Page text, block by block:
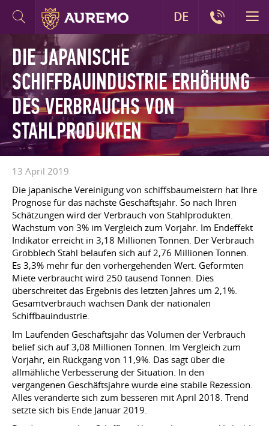
DIE JAPANISCHE
SCHIFFBAUINDUSTRIE ERHÖHUNG
DES VERBRAUCHS VON
STAHLPRODUKTEN
13 April 2019
Die japanische Vereinigung von schiffsbaumeistern hat Ihre
Prognose für das nächste Geschäftsjahr. So nach Ihren
Schätzungen wird der Verbrauch von Stahlprodukten.
Wachstum von 3% im Vergleich zum Vorjahr. Im Endeffekt
Indikator erreicht in 3,18 Millionen Tonnen. Der Verbrauch
Grobblech Stahl belaufen sich auf 2,76 Millionen Tonnen.
Es 3,3% mehr für den vorhergehenden Wert. Geformten
Miete verbraucht wird 250 tausend Tonnen. Dies
überschreitet das Ergebnis des letzten Jahres um 2,1%.
Gesamtverbrauch wachsen Dank der nationalen
Schiffbauindustrie.
Im Laufenden Geschäftsjahr das Volumen der Verbrauch
belief sich auf 3,08 Millionen Tonnen. Im Vergleich zum
Vorjahr, ein Rückgang von 11,9%. Das sagt über die
allmähliche Verbesserung der Situation. In den
vergangenen Geschäftsjahre wurde eine stabile Rezession.
Alles veränderte sich zum besseren mit April 2018. Trend
setzte sich bis Ende Januar 2019.
DE